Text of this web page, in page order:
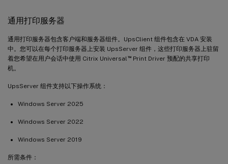
通用打印服务器
通用打印服务器包含客户端和服务器组件。UpsClient 组件包含在 VDA 安装
中。您可以在每个打印服务器上安装 UpsServer 组件，这些打印服务器上驻留
着您希望在用户会话中使用 Citrix Universal ™Print Driver 预配的共享打印
机。
UpsServer 组件支持以下操作系统：
Windows Server 2025
Windows Server 2022
Windows Server 2019
所需条件：